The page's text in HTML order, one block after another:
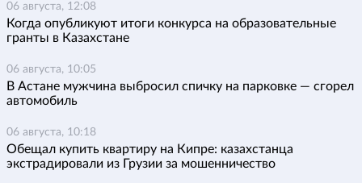
06 августа, 12:08
Когда опубликуют итоги конкурса на образовательные
гранты в Казахстане
06 августа, 10:05
В Астане мужчина выбросил спичку на парковке — сгорел
автомобиль
06 августа, 10:18
Обещал купить квартиру на Кипре: казахстанца
экстрадировали из Грузии за мошенничество